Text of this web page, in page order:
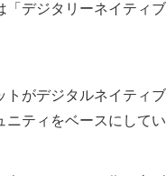
「デジタリーネイティ
がデジタルネイティ
ティをベースにして